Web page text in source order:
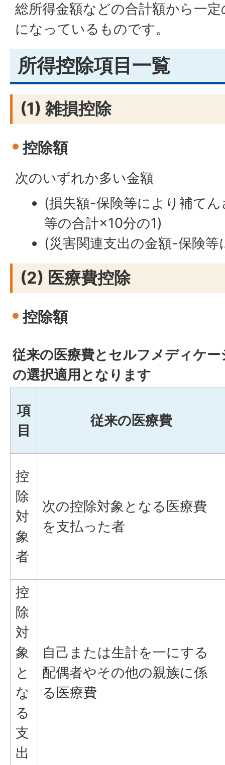
総所得金額などの合計額から一
になっているものです。
所得控除項目一覧
(1) 雑損控除
控除額
次のいずれか多い金額
(損失額-保険等により補て
等の合計×10分の1)
(災害関連支出の金額-保険
(2) 医療費控除
控除額
従来の医療費とセルフメディケ
の選択適用となります
項
目
従来の医療費
控
除
対
象
者
次の控除対象となる医療費
を支払った者
控
除
対
象
と
な
る
支
出
自己または生計を一にする
配偶者やその他の親族に係
る医療費